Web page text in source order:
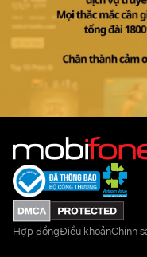
Hợp đồngĐiều khoảnChính